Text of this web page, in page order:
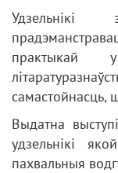
Удзельнікі
практыкай
самастойнасць,
Выдатна
удзельнікі
пахвальныя